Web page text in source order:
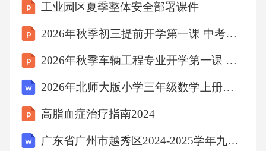
工业园区夏季整体安全部署课件
2026年秋季初三提前开学第一课 中考目标设定与分解
2026年秋季车辆工程专业开学第一课 专业素养与核心竞争力课件
2026年北师大版小学三年级数学上册课时《除法计算》教案
高脂血症治疗指南2024
广东省广州市越秀区2024-2025学年九年级上学期期末历史试题（含答案）